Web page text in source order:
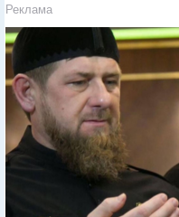
Реклама